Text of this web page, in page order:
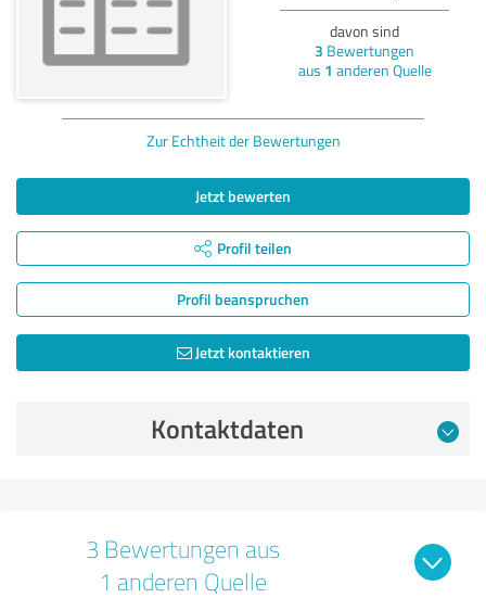
davon sind
3 Bewertungen
aus 1 anderen Quelle
Zur Echtheit der Bewertungen
Jetzt bewerten
Profil teilen
Profil beanspruchen
Jetzt kontaktieren
Kontaktdaten
3 Bewertungen aus
1 anderen Quelle